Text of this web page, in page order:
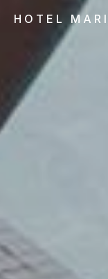
HOTEL